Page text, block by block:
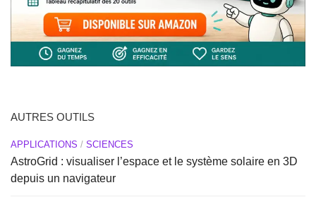
AUTRES OUTILS
APPLICATIONS / SCIENCES
AstroGrid : visualiser l’espace et le système solaire en 3D
depuis un navigateur